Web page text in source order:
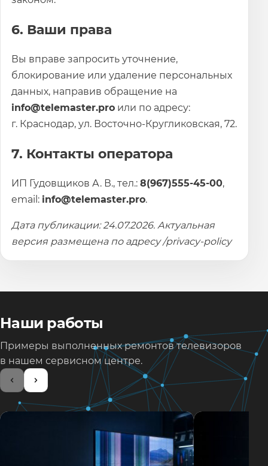
6. Ваши права
Вы вправе запросить уточнение,
блокирование или удаление персональных
данных, направив обращение на
info@telemaster.pro или по адресу:
г. Краснодар, ул. Восточно-Кругликовская, 72.
7. Контакты оператора
ИП Гудовщиков А. В., тел.:8(967)555-45-00,
email: info@telemaster.pro.
Дата публикации: 24.07.2026. Актуальная
версия размещена по адресу /privacy-policy
Наши работы
Примеры выполненных ремонтов телевизоров
в нашем сервисном центре.